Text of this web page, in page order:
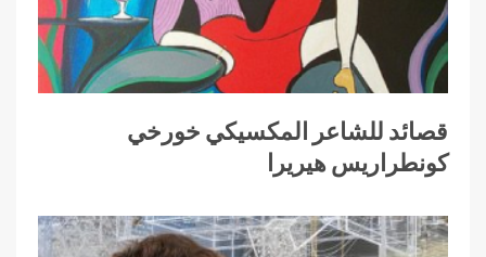
قصائد للشاعر المكسيكي خورخي
كونطراريس هيريرا